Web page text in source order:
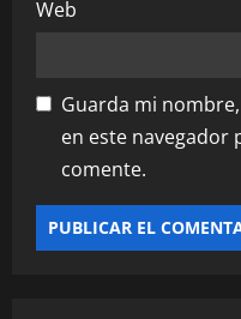
Web
Guarda mi
en este navegador
comente.